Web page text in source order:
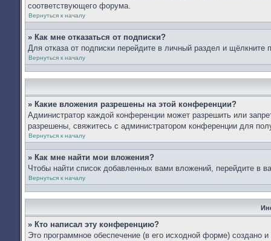
соответствующего форума.
Вернуться к началу
» Как мне отказаться от подписки?
Для отказа от подписки перейдите в личный раздел и щёлкните
Вернуться к началу
» Какие вложения разрешены на этой конференции?
Администратор каждой конференции может разрешить или
разрешены, свяжитесь с администратором конференции для
Вернуться к началу
» Как мне найти мои вложения?
Чтобы найти список добавленных вами вложений, перейдите в
Вернуться к началу
» Кто написал эту конференцию?
Это программное обеспечение (в его исходной форме) создано